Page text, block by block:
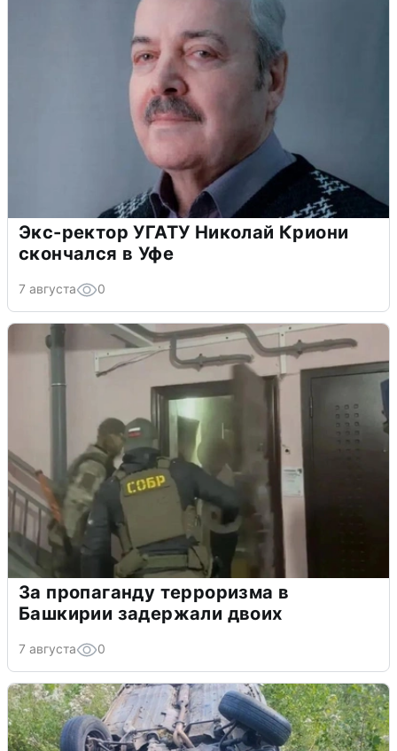
Экс-ректор УГАТУ Николай Криони
скончался в Уфе
7 августа 0
За пропаганду терроризма в
Башкирии задержали двоих
7 августа 0